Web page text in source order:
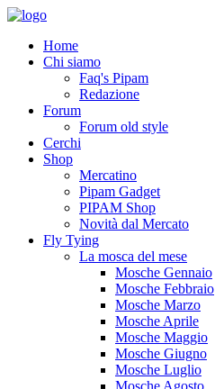
Home
Chi siamo
Faq's Pipam
Redazione
Forum
Forum old style
Cerchi
Shop
Mercatino
Pipam Gadget
PIPAM Shop
Novità dal Mercato
Fly Tying
La mosca del mese
Mosche Gennaio
Mosche Febbraio
Mosche Marzo
Mosche Aprile
Mosche Maggio
Mosche Giugno
Mosche Luglio
Mosche Agosto